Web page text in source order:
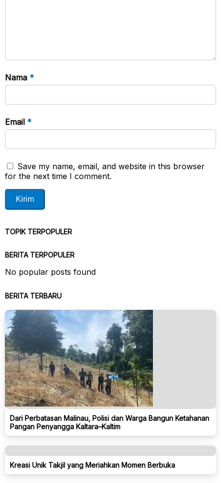
Nama *
Email *
Save my name, email, and website in this browser
for the next time I comment.
TOPIK TERPOPULER
BERITA TERPOPULER
No popular posts found
BERITA TERBARU
Dari Perbatasan Malinau, Polisi dan Warga Bangun Ketahanan
Pangan Penyangga Kaltara–Kaltim
Kreasi Unik Takjil yang Meriahkan Momen Berbuka